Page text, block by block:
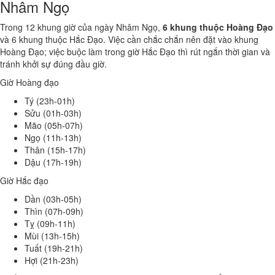
Nhâm Ngọ
Trong 12 khung giờ của ngày Nhâm Ngọ, 6 khung thuộc Hoàng Đạo
và 6 khung thuộc Hắc Đạo. Việc cần chắc chắn nên đặt vào khung
Hoàng Đạo; việc buộc làm trong giờ Hắc Đạo thì rút ngắn thời gian và
tránh khởi sự đúng đầu giờ.
Giờ Hoàng đạo
Tý (23h-01h)
Sửu (01h-03h)
Mão (05h-07h)
Ngọ (11h-13h)
Thân (15h-17h)
Dậu (17h-19h)
Giờ Hắc đạo
Dần (03h-05h)
Thìn (07h-09h)
Tỵ (09h-11h)
Mùi (13h-15h)
Tuất (19h-21h)
Hợi (21h-23h)